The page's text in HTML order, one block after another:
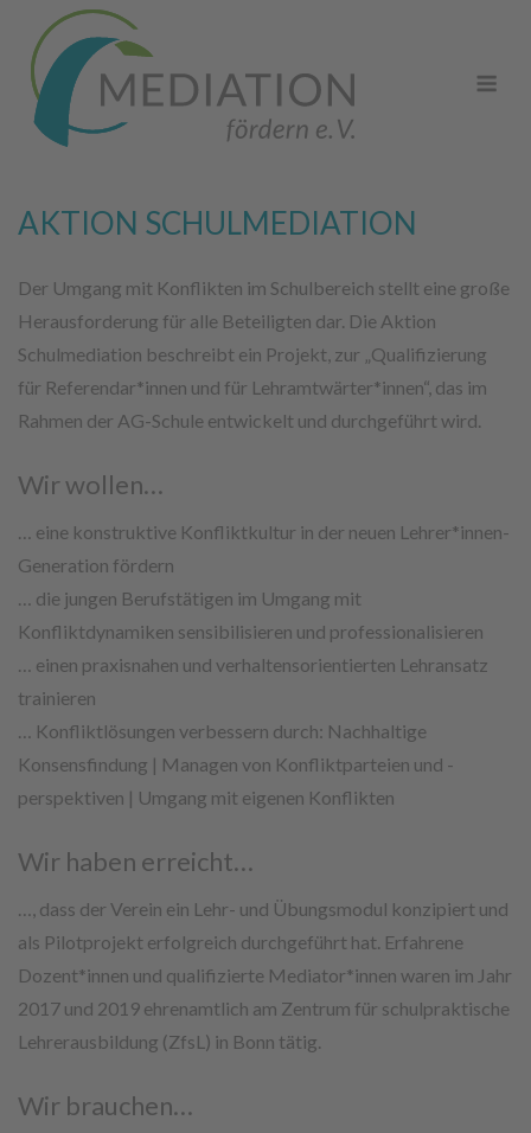
content
AKTION SCHULMEDIATION
Der Umgang mit Konflikten im Schulbereich stellt eine große
Herausforderung für alle Beteiligten dar. Die Aktion
Schulmediation beschreibt ein Projekt, zur „Qualifizierung
für Referendar*innen und für Lehramtwärter*innen“, das im
Rahmen der AG-Schule entwickelt und durchgeführt wird.
Wir wollen…
… eine konstruktive Konfliktkultur in der neuen Lehrer*innen-
Generation fördern
… die jungen Berufstätigen im Umgang mit
Konfliktdynamiken sensibilisieren und professionalisieren
… einen praxisnahen und verhaltensorientierten Lehransatz
trainieren
… Konfliktlösungen verbessern durch: Nachhaltige
Konsensfindung | Managen von Konfliktparteien und -
perspektiven | Umgang mit eigenen Konflikten
Wir haben erreicht…
…, dass der Verein ein Lehr- und Übungsmodul konzipiert und
als Pilotprojekt erfolgreich durchgeführt hat. Erfahrene
Dozent*innen und qualifizierte Mediator*innen waren im Jahr
2017 und 2019 ehrenamtlich am Zentrum für schulpraktische
Lehrerausbildung (ZfsL) in Bonn tätig.
Wir brauchen…